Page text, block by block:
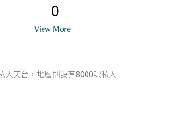
0
View More
人天台，地層則設有8000呎私人